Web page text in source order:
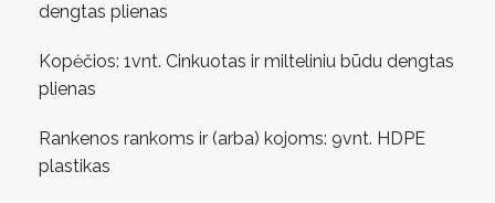
dengtas plienas
Kopėčios: 1vnt. Cinkuotas ir milteliniu būdu dengtas
plienas
Rankenos rankoms ir (arba) kojoms: 9vnt. HDPE
plastikas